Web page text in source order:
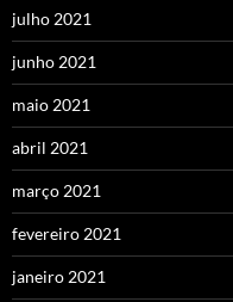
julho 2021
junho 2021
maio 2021
abril 2021
março 2021
fevereiro 2021
janeiro 2021